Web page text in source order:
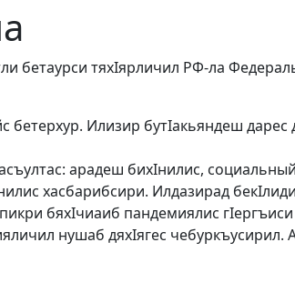
бетаур­си тя­хIяр­личил РФ-ла
Илизир бутIакьян­деш дарес
арадеш бихI­ни­лис,
хасбарибсири. Илдазирад
бяхI­чиаиб пандемиялис
нушаб дяхIягес